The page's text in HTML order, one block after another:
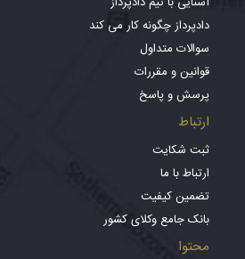
دادپرداز چگونه کار می کند
سوالات متداول
قوانین و مقررات
پرسش و پاسخ
ارتباط
ثبت شکایت
ارتباط با ما
تضمین کیفیت
بانک جامع وکلای کشور
محتوا